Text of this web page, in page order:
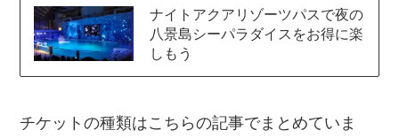
ナイトアクアリゾーツパスで夜の
八景島シーパラダイスをお得に楽
しもう
チケットの種類はこちらの記事でまとめていま